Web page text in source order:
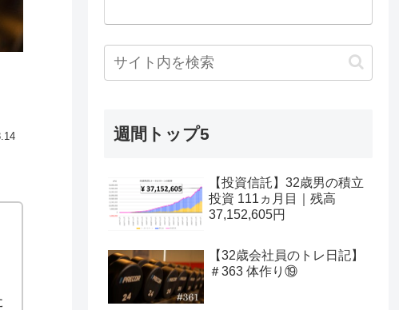
週間トップ5
【投資信託】32歳男の積立
投資 111ヵ月目｜残高
37,152,605円
【32歳会社員のトレ日記】
＃363 体作り⑲